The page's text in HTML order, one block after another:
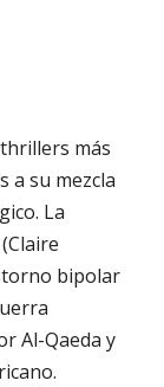
más
a su mezcla
La
bipolar
Al-Qaeda y